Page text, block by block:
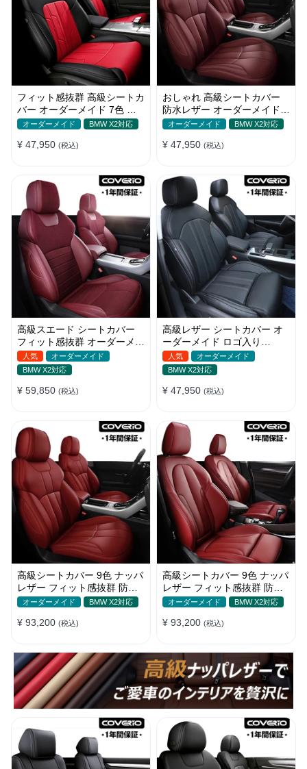
フィット感抜群 高級シートカ
バー オーダーメイド 7色 防
水レザー おしゃれ 全席セッ
オーダーメイド BMW X2対応
¥ 47,950 (税込)
おしゃれ 高級シートカバー
防水レザー オーダーメイド
パンチング加工 9色 全席セッ
オーダーメイド BMW X2対応
¥ 47,950 (税込)
高級スエード シートカバー
フィット感抜群 オーダーメイ
ド 耐久性 オシャレ 全席セッ
ト
人気
オーダーメイド
BMW X2対応
¥ 59,850 (税込)
高級レザー シートカバー オ
ーダーメイド ロゴ入り
JUSTFIT保証 耐摩耗性 全席
セット
人気
オーダーメイド
BMW X2対応
¥ 47,950 (税込)
高級シートカバー 9色 ナッパ
レザー フィット感抜群 防水
防汚 オーダーメイド 全席セ
オーダーメイド BMW X2対応
¥ 93,200 (税込)
高級シートカバー 9色 ナッパ
レザー フィット感抜群 防水
防汚 オーダーメイド 全席セ
オーダーメイド BMW X2対応
¥ 93,200 (税込)